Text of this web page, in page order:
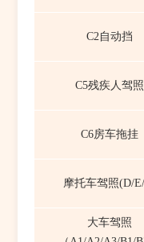
C2自动挡
C5残疾人驾照
C6房车拖挂
摩托车驾照(D/
大车驾照